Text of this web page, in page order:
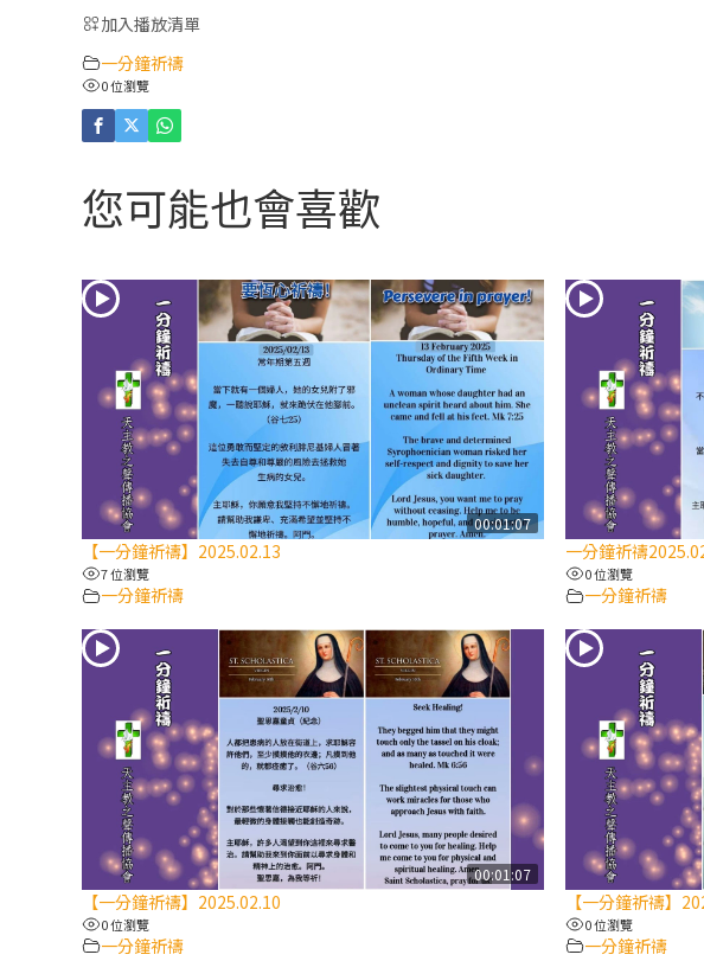
加入播放清單
一分鐘祈禱
0 位瀏覽
您可能也會喜歡
00:01:07
【一分鐘祈禱】2025.02.13
7 位瀏覽
一分鐘祈禱
一分鐘祈禱
0 位瀏覽
一分鐘祈禱
00:01:07
【一分鐘祈禱】2025.02.10
0 位瀏覽
一分鐘祈禱
【一分鐘祈禱】
0 位瀏覽
一分鐘祈禱